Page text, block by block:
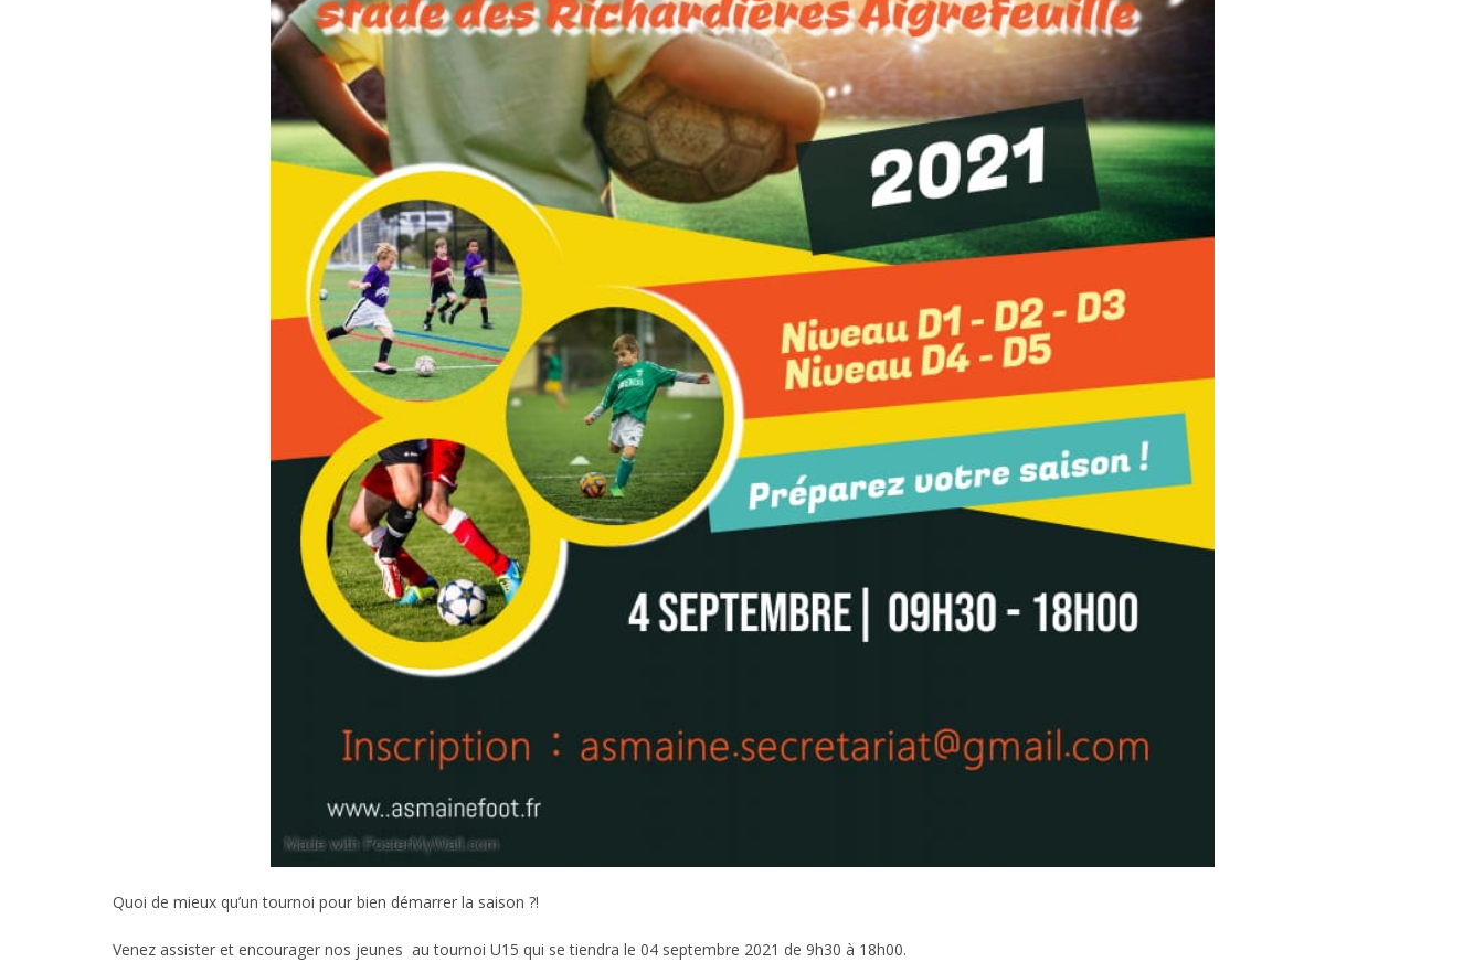
Quoi de mieux qu’un tournoi pour bien démarrer la saison ?!
Venez assister et encourager nos jeunes au tournoi U15 qui se tiendra le 04 septembre 2021 de 9h30 à 18h00.